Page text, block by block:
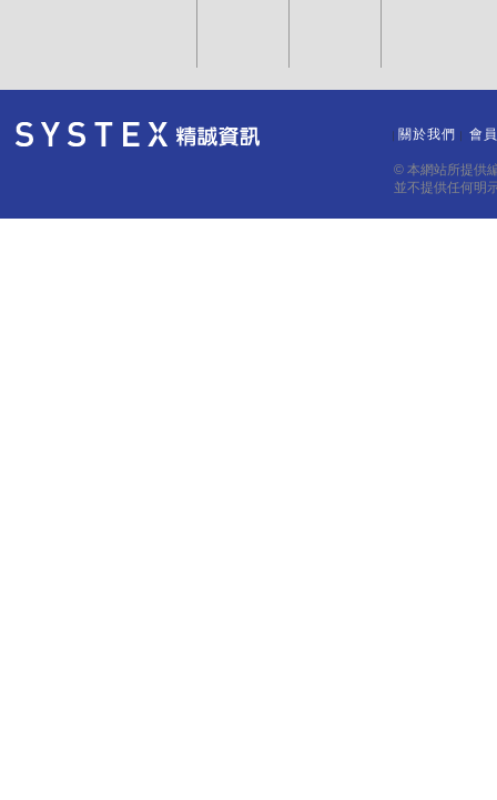
關於我們 會
© 本網站所提供
並不提供任何明